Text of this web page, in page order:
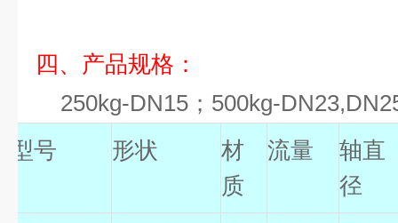
四、产品规格：
250kg-DN15；500kg-
型号
形状
材
质
流量
轴直
径